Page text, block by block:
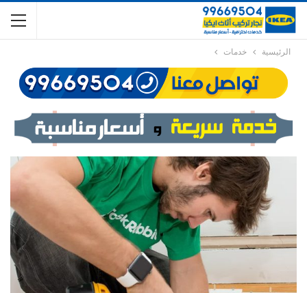
الرئيسية خدمات